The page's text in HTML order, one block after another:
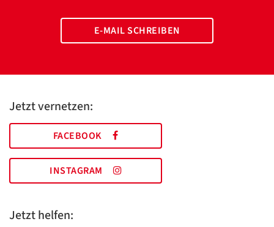
E-MAIL SCHREIBEN
Jetzt vernetzen:
FACEBOOK
INSTAGRAM
Jetzt helfen: